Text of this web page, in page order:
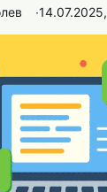
∙14.07.2025,